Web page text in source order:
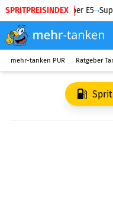
SPRITPREISINDEX
Diesel Super E5
mehr-tanken PUR Ratgeber